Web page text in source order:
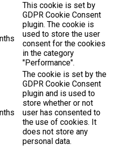
This cookie is set by
GDPR Cookie Consent
plugin. The cookie is
used to store the user
consent for the cookies
in the category
"Performance".
The cookie is set by the
GDPR Cookie Consent
plugin and is used to
store whether or not
user has consented to
the use of cookies. It
does not store any
personal data.